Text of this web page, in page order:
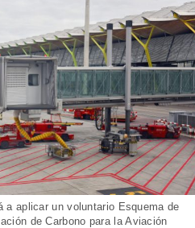
a aplicar un voluntario Esquema de
de Carbono para la Aviación